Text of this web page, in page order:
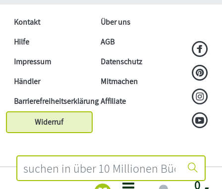
0
Kontakt
Über uns
Hilfe
AGB
Impressum
Datenschutz
Händler
Mitmachen
BarrierefreiheitserklärungAffiliate
Widerruf